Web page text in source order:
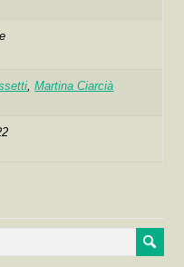
,Martina Ciarcià